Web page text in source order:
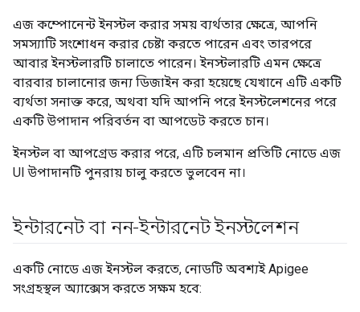
এজ কম্পোনেন্ট ইনস্টল করার সময় ব্যর্থতার ক্ষেত্রে, আপনি
সমস্যাটি সংশোধন করার চেষ্টা করতে পারেন এবং তারপরে
আবার ইনস্টলারটি চালাতে পারেন। ইনস্টলারটি এমন ক্ষেত্রে
বারবার চালানোর জন্য ডিজাইন করা হয়েছে যেখানে এটি একটি
ব্যর্থতা সনাক্ত করে, অথবা যদি আপনি পরে ইনস্টলেশনের পরে
একটি উপাদান পরিবর্তন বা আপডেট করতে চান।
ইনস্টল বা আপগ্রেড করার পরে, এটি চলমান প্রতিটি নোডে এজ
UI উপাদানটি পুনরায় চালু করতে ভুলবেন না।
ইন্টারনেট বা নন-ইন্টারনেট ইনস্টলেশন
একটি নোডে এজ ইনস্টল করতে, নোডটি অবশ্যই Apigee
সংগ্রহস্থল অ্যাক্সেস করতে সক্ষম হবে: